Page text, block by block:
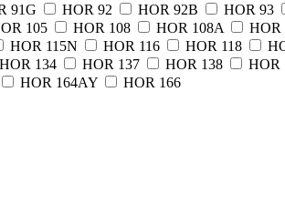
91G HOR 92 HOR 92B HOR 93
105 HOR 108 HOR 108A HOR
HOR 115N HOR 116 HOR 118
HOR 134 HOR 137 HOR 138 HOR
HOR 164AY
HOR 166
Meine Einstellungen speichern